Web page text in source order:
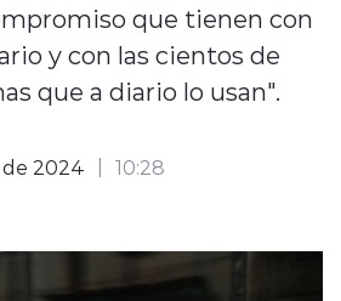
que tienen con
y con las cientos de
que a diario lo usan".
2024 10:28